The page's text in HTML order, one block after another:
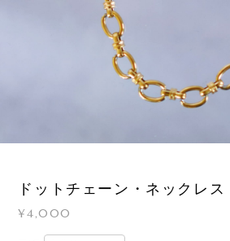
ドットチェーン・ネックレス
¥4,000